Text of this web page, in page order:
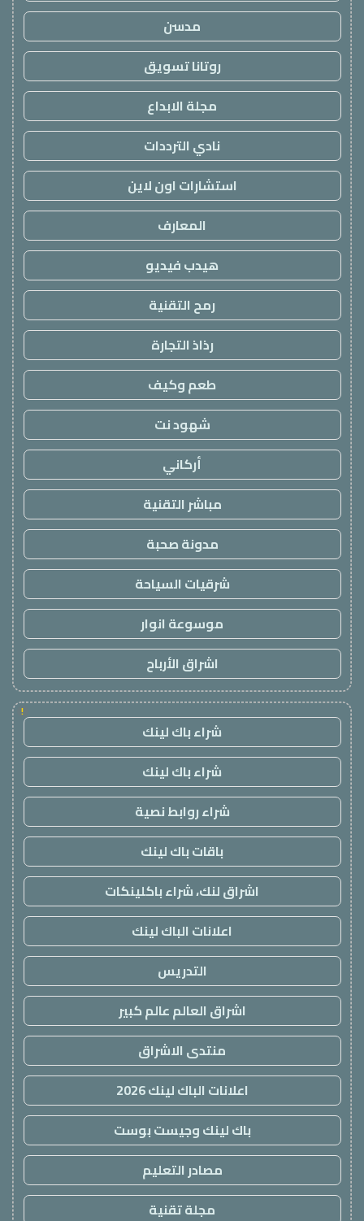
مدسن
روتانا تسويق
مجلة الابداع
نادي الترددات
استشارات اون لاين
المعارف
هيدب فيديو
رمح التقنية
رذاذ التجارة
طعم وكيف
شهود نت
أركاني
مباشر التقنية
مدونة صحبة
شرقيات السياحة
موسوعة انوار
اشراق الأرباح
!
شراء باك لينك
شراء باك لينك
شراء روابط نصية
باقات باك لينك
اشراق لنك، شراء باكلينكات
اعلانات الباك لينك
التدريس
اشراق العالم عالم كبير
منتدى الاشراق
اعلانات الباك لينك 2026
باك لينك وجيست بوست
مصادر التعليم
مجلة تقنية